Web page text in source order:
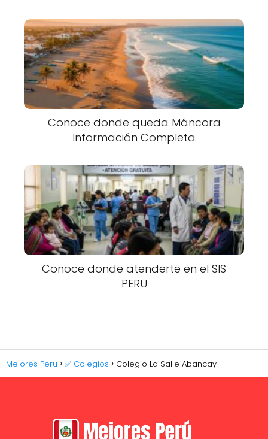
Conoce donde queda Máncora
Información Completa
Conoce donde atenderte en el SIS
PERU
Mejores Peru ✅ Colegios Colegio La Salle Abancay